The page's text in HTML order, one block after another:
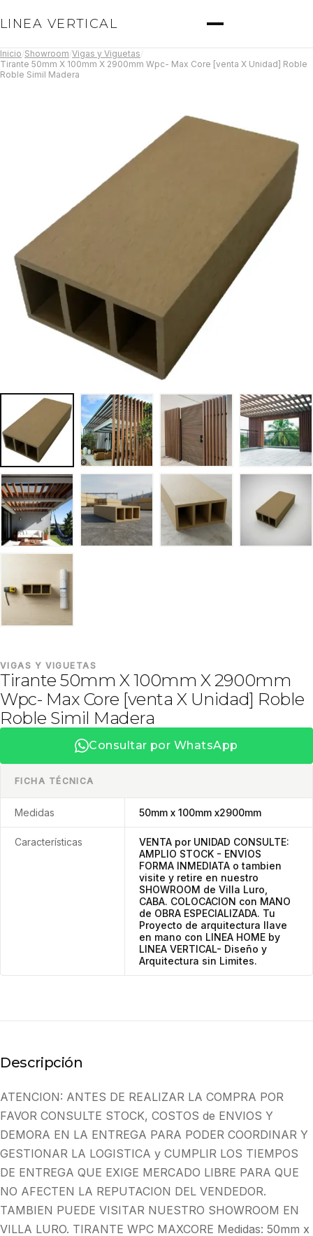
LINEA VERTICAL
Inicio Showroom Vigas y Viguetas
Tirante 50mm X 100mm X 2900mm Wpc- Max Core [venta X Unidad] Roble
Roble Simil Madera
VIGAS Y VIGUETAS
Tirante 50mm X 100mm X 2900mm
Wpc- Max Core [venta X Unidad] Roble
Roble Simil Madera
Consultar por WhatsApp
FICHA TÉCNICA
Medidas 50mm x 100mm x2900mm
Características
VENTA por UNIDAD CONSULTE:
AMPLIO STOCK - ENVIOS
FORMA INMEDIATA o tambien
visite y retire en nuestro
SHOWROOM de Villa Luro,
CABA. COLOCACION con MANO
de OBRA ESPECIALIZADA. Tu
Proyecto de arquitectura llave
en mano con LINEA HOME by
LINEA VERTICAL- Diseño y
Arquitectura sin Limites.
Descripción
ATENCION: ANTES DE REALIZAR LA COMPRA POR
FAVOR CONSULTE STOCK, COSTOS de ENVIOS Y
DEMORA EN LA ENTREGA PARA PODER COORDINAR Y
GESTIONAR LA LOGISTICA y CUMPLIR LOS TIEMPOS
DE ENTREGA QUE EXIGE MERCADO LIBRE PARA QUE
NO AFECTEN LA REPUTACION DEL VENDEDOR.
TAMBIEN PUEDE VISITAR NUESTRO SHOWROOM EN
VILLA LURO. TIRANTE WPC MAXCORE Medidas: 50mm x